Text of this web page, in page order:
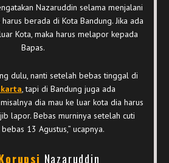
Nazaruddin selama menjalani
berada di Kota Bandung. Jika ada
Kota, maka harus melapor kepada
Bapas.
dulu, nanti setelah bebas tinggal di
, tapi di Bandung juga ada
dia mau ke luar kota dia harus
lapor. Bebas murninya setelah cuti
13 Agustus,” ucapnya.
Nazaruddin